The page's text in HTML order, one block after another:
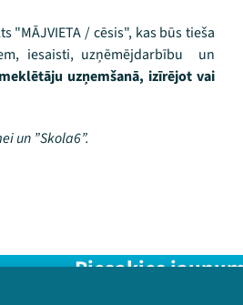
"MĀJVIETA / cēsis", kas būs tieša
iesaisti, uzņēmējdarbību un
uzņemšanā, izīrējot vai
un ”Skola6”.
Piesakies